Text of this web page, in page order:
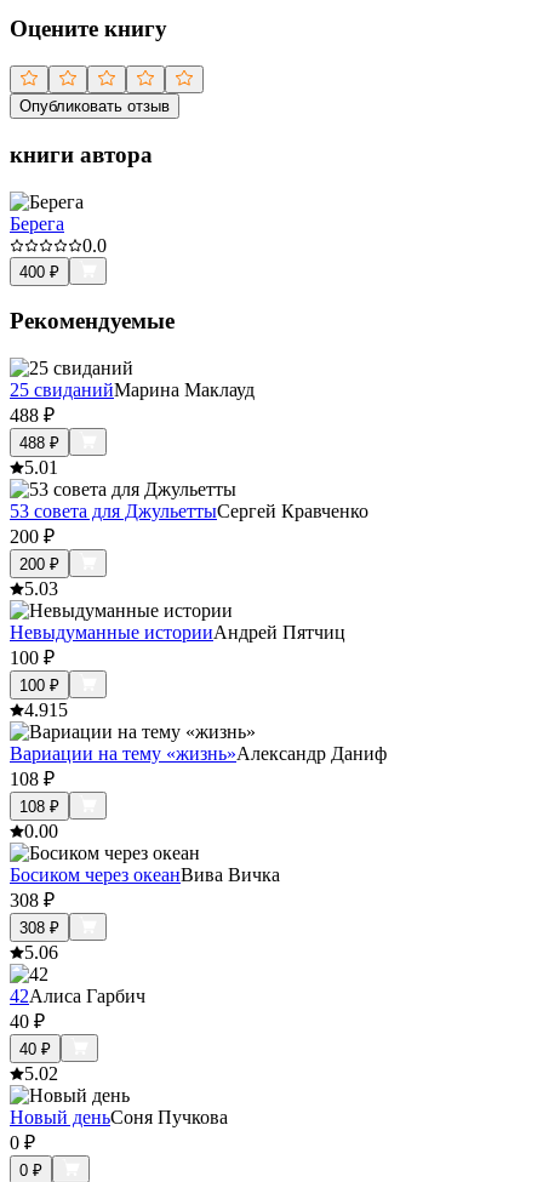
Оцените книгу
Опубликовать отзыв
книги автора
Берега
0.0
400 ₽
Рекомендуемые
25 свиданийМарина Маклауд
488 ₽
488 ₽
5.01
53 совета для ДжульеттыСергей Кравченко
200 ₽
200 ₽
5.03
Невыдуманные историиАндрей Пятчиц
100 ₽
100 ₽
4.915
Вариации на тему «жизнь»Александр Даниф
108 ₽
108 ₽
0.00
Босиком через океанВива Вичка
308 ₽
308 ₽
5.06
42Алиса Гарбич
40 ₽
40 ₽
5.02
Новый деньСоня Пучкова
0 ₽
0 ₽